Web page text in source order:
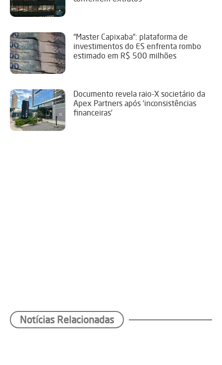
“Master Capixaba”: plataforma de
investimentos do ES enfrenta rombo
estimado em R$ 500 milhões
Documento revela raio-X societário da
Apex Partners após ‘inconsistências
financeiras’
Notícias Relacionadas